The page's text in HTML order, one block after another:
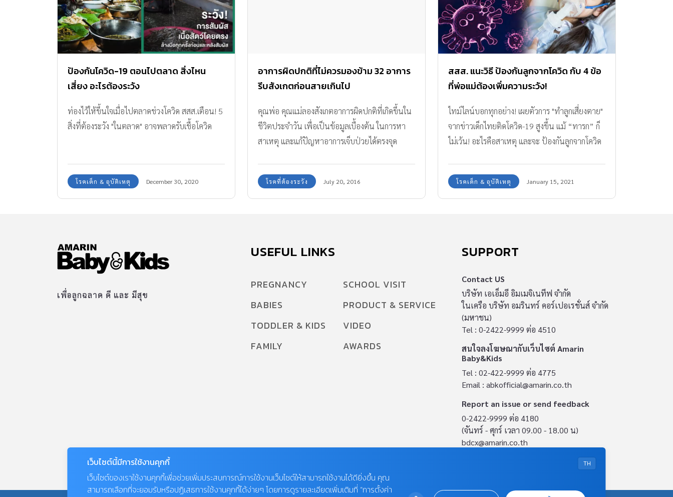
ป้องกันโควิด-19 ตอนไปตลาด สิ่งไหน
เสี่ยง อะไรต้องระวัง
ท่องไว้ให้ขึ้นใจเมื่อไปตลาดช่วงโควิด สสส.เตือน! 5
สิ่งที่ต้องระวัง "ในตลาด" อาจพลาดรับเชื้อโควิด
โรคเด็ก & อุบัติเหตุ December 30, 2020
อาการผิดปกติที่ไม่ควรมองข้าม 32 อาการ
รีบสังเกตก่อนสายเกินไป
คุณพ่อ คุณแม่ลองสังเกตอาการผิดปกติที่เกิดขึ้นใน
ชีวิตประจำวัน เพื่อเป็นข้อมูลเบื้องต้น ในการหา
สาเหตุ และแก้ปัญหาอาการเจ็บป่วยได้ตรงจุด
มองข้าม แม้จะเป็นอาการเล็กๆ น้อยๆ
โรคที่ต้องระวัง July 20, 2016
สสส. แนะวิธี ป้องกันลูกจากโควิด กับ 4 ข้อ
ที่พ่อแม่ต้องเพิ่มความระวัง!
ไทม์ไลน์บอกทุกอย่าง! เผยตัวการ "ทำลูกเสี่ยงตาย"
จากข่าวเด็กไทยติดโควิด-19 สูงขึ้น แม้ “ทารก” ก็
ไม่เว้น! อะไรคือสาเหตุ และจะ ป้องกันลูกจากโควิด
โรคเด็ก & อุบัติเหตุ January 15, 2021
เพื่อลูกฉลาด ดี และ มีสุข
USEFUL LINKS
PREGNANCY
BABIES
TODDLER & KIDS
FAMILY
SCHOOL VISIT
PRODUCT & SERVICE
VIDEO
AWARDS
SUPPORT
Contact US
บริษัท เอเอ็มอี อิมเมจิเนทีฟ จำกัด
ในเครือ บริษัท อมรินทร์ คอร์เปอเรชั่นส์ จำกัด
(มหาชน)
Tel : 0-2422-9999 ต่อ 4510
สนใจลงโฆษณากับเว็บไซต์ Amarin
Baby&Kids
Tel : 02-422-9999 ต่อ 4775
Email : abkofficial@amarin.co.th
Report an issue or send feedback
0-2422-9999 ต่อ 4180
(จันทร์ - ศุกร์ เวลา 09.00 - 18.00 น)
bdcx@amarin.co.th
TH
เว็บไซต์นี้มีการใช้งานคุกกี้
เว็บไซต์ของเราใช้งานคุกกี้เพื่อช่วยเพิ่มประสบการณ์การใช้งานเว็บไซต์ให้สามารถใช้งานได้ดียิ่งขึ้น คุณ
สามารถเลือกที่จะยอมรับหรือปฏิเสธการใช้งานคุกกี้ได้ง่ายๆ โดยการดูรายละเอียดเพิ่มเติมที่ “การตั้งค่า